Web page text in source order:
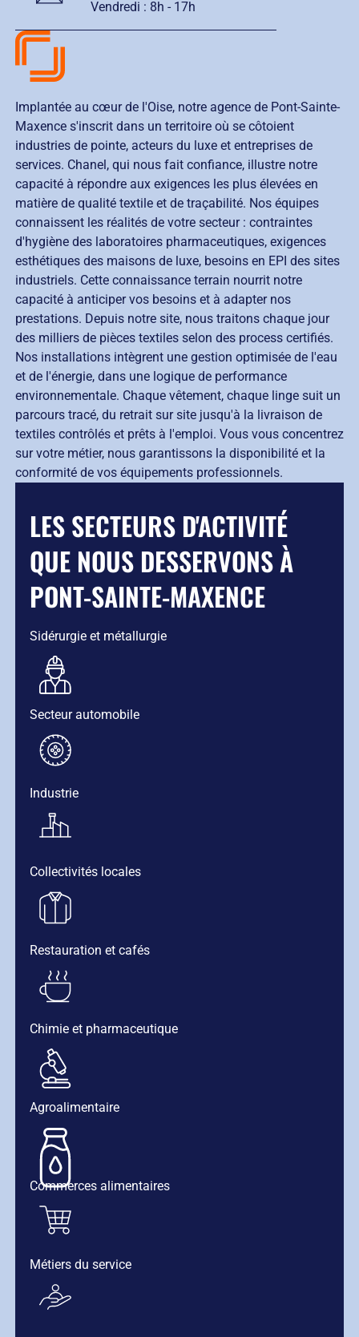
Vendredi : 8h - 17h
Implantée au cœur de l'Oise, notre agence de Pont-Sainte-
Maxence s'inscrit dans un territoire où se côtoient
industries de pointe, acteurs du luxe et entreprises de
services. Chanel, qui nous fait confiance, illustre notre
capacité à répondre aux exigences les plus élevées en
matière de qualité textile et de traçabilité. Nos équipes
connaissent les réalités de votre secteur : contraintes
d'hygiène des laboratoires pharmaceutiques, exigences
esthétiques des maisons de luxe, besoins en EPI des sites
industriels. Cette connaissance terrain nourrit notre
capacité à anticiper vos besoins et à adapter nos
prestations. Depuis notre site, nous traitons chaque jour
des milliers de pièces textiles selon des process certifiés.
Nos installations intègrent une gestion optimisée de l'eau
et de l'énergie, dans une logique de performance
environnementale. Chaque vêtement, chaque linge suit un
parcours tracé, du retrait sur site jusqu'à la livraison de
textiles contrôlés et prêts à l'emploi. Vous vous concentrez
sur votre métier, nous garantissons la disponibilité et la
conformité de vos équipements professionnels.
LES SECTEURS D'ACTIVITÉ
QUE NOUS DESSERVONS À
PONT-SAINTE-MAXENCE
Sidérurgie et métallurgie
Secteur automobile
Industrie
Collectivités locales
Restauration et cafés
Chimie et pharmaceutique
Agroalimentaire
Commerces alimentaires
Métiers du service